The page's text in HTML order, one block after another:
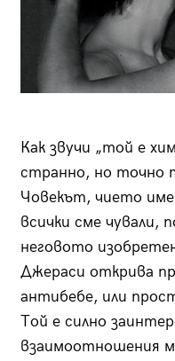
Как звучи „той е
странно, но точно
Човекът, чието
всички сме чували,
неговото
Джераси открива
антибебе, или
Той е силно
взаимоотношения